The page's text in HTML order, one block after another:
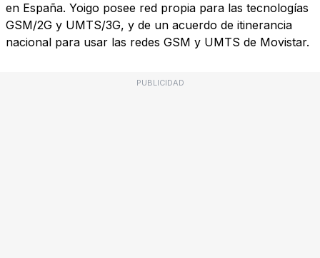
en España. Yoigo posee red propia para las tecnologías
GSM/2G y UMTS/3G, y de un acuerdo de itinerancia
nacional para usar las redes GSM y UMTS de Movistar.
PUBLICIDAD